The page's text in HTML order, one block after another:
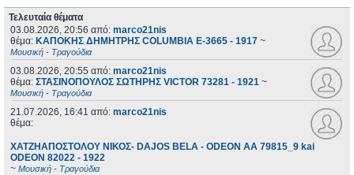
Τελευταία θέματα
03.08.2026, 20:56 από: marco21nis
θέμα: ΚΑΠΟΚΗΣ ΔΗΜΗΤΡΗΣ COLUMBIA E-3665 - 1917 ~
Μουσική - Τραγούδια
03.08.2026, 20:55 από: marco21nis
θέμα: ΣΤΑΣΙΝΟΠΟΥΛΟΣ ΣΩΤΗΡΗΣ VICTOR 73281 - 1921 ~
Μουσική - Τραγούδια
21.07.2026, 16:41 από: marco21nis
θέμα:
ΧΑΤΖΗΑΠΟΣΤΟΛΟΥ ΝΙΚΟΣ- DAJOS BELA - ODEON AA 79815_9 kai
ODEON 82022 - 1922
~ Μουσική - Τραγούδια